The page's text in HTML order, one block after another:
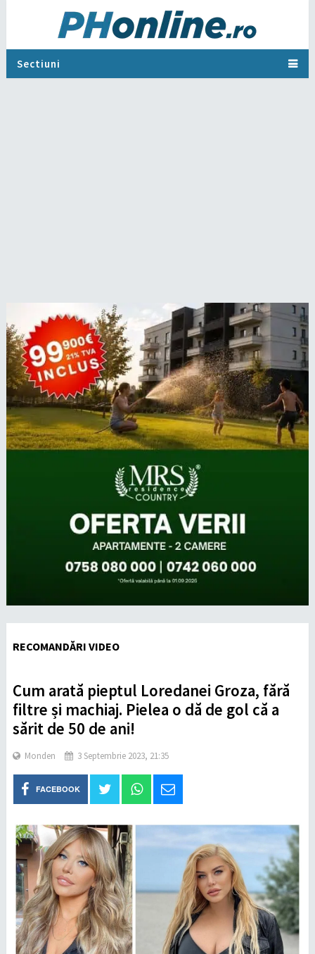
Sectiuni
RECOMANDĂRI VIDEO
Cum arată pieptul Loredanei Groza, fără
filtre și machiaj. Pielea o dă de gol că a
sărit de 50 de ani!
Monden 3 Septembrie 2023, 21:35
FACEBOOK